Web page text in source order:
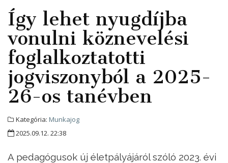
Így lehet nyugdíjba
vonulni köznevelési
foglalkoztatotti
jogviszonyból a 2025-
26-os tanévben
Kategória: Munkajog
2025.09.12. 22:38
A pedagógusok új életpályájáról szóló 2023. évi